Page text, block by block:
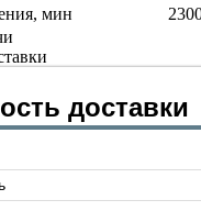
мин
доставки